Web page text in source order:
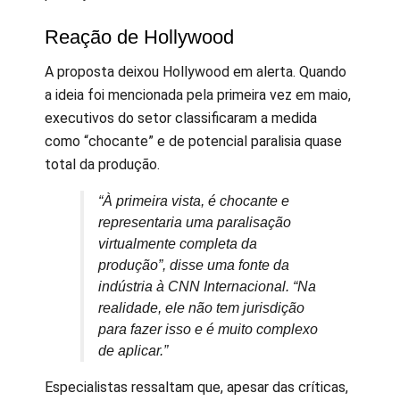
Reação de Hollywood
A proposta deixou Hollywood em alerta. Quando
a ideia foi mencionada pela primeira vez em maio,
executivos do setor classificaram a medida
como “chocante” e de potencial paralisia quase
total da produção.
“À primeira vista, é chocante e
representaria uma paralisação
virtualmente completa da
produção”, disse uma fonte da
indústria à CNN Internacional. “Na
realidade, ele não tem jurisdição
para fazer isso e é muito complexo
de aplicar.”
Especialistas ressaltam que, apesar das críticas,